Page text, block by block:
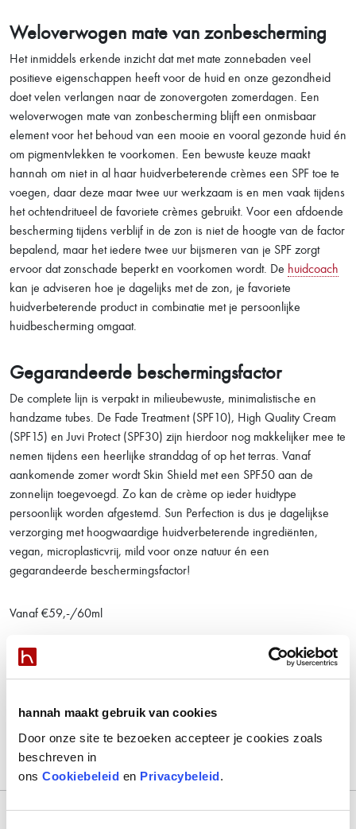
hannah maakt gebruik van cookies
Door onze site te bezoeken accepteer je cookies zoals
beschreven in
ons Cookiebeleid en Privacybeleid.
Weloverwogen mate van zonbescherming
Het inmiddels erkende inzicht dat met mate zonnebaden veel
positieve eigenschappen heeft voor de huid en onze gezondheid
doet velen verlangen naar de zonovergoten zomerdagen. Een
weloverwogen mate van zonbescherming blijft een onmisbaar
element voor het behoud van een mooie en vooral gezonde huid én
om pigmentvlekken te voorkomen. Een bewuste keuze maakt
hannah om niet in al haar huidverbeterende crèmes een SPF toe te
voegen, daar deze maar twee uur werkzaam is en men vaak tijdens
het ochtendritueel de favoriete crèmes gebruikt. Voor een afdoende
bescherming tijdens verblijf in de zon is niet de hoogte van de factor
bepalend, maar het iedere twee uur bijsmeren van je SPF zorgt
ervoor dat zonschade beperkt en voorkomen wordt. De huidcoach
kan je adviseren hoe je dagelijks met de zon, je favoriete
huidverbeterende product in combinatie met je persoonlijke
huidbescherming omgaat.
Gegarandeerde beschermingsfactor
De complete lijn is verpakt in milieubewuste, minimalistische en
handzame tubes. De Fade Treatment (SPF10), High Quality Cream
(SPF15) en Juvi Protect (SPF30) zijn hierdoor nog makkelijker mee te
nemen tijdens een heerlijke stranddag of op het terras. Vanaf
aankomende zomer wordt Skin Shield met een SPF50 aan de
zonnelijn toegevoegd. Zo kan de crème op ieder huidtype
persoonlijk worden afgestemd. Sun Perfection is dus je dagelijkse
verzorging met hoogwaardige huidverbeterende ingrediënten,
vegan, microplasticvrij, mild voor onze natuur én een
gegarandeerde beschermingsfactor!
Vanaf €59,-/60ml
Meer informatie over de individuele producten:
High Quality Cream
Juvi Protect
Skin Shield – vanaf de zomer verkrijgbaar
< Terug naar nieuws overzicht